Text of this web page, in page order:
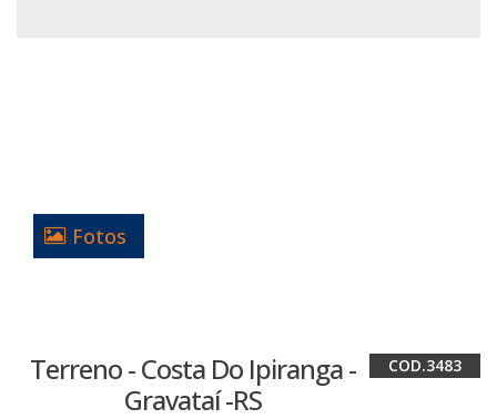
Fotos
Terreno - Costa Do Ipiranga -
Gravataí -RS
3483